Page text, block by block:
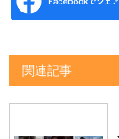
関連記事